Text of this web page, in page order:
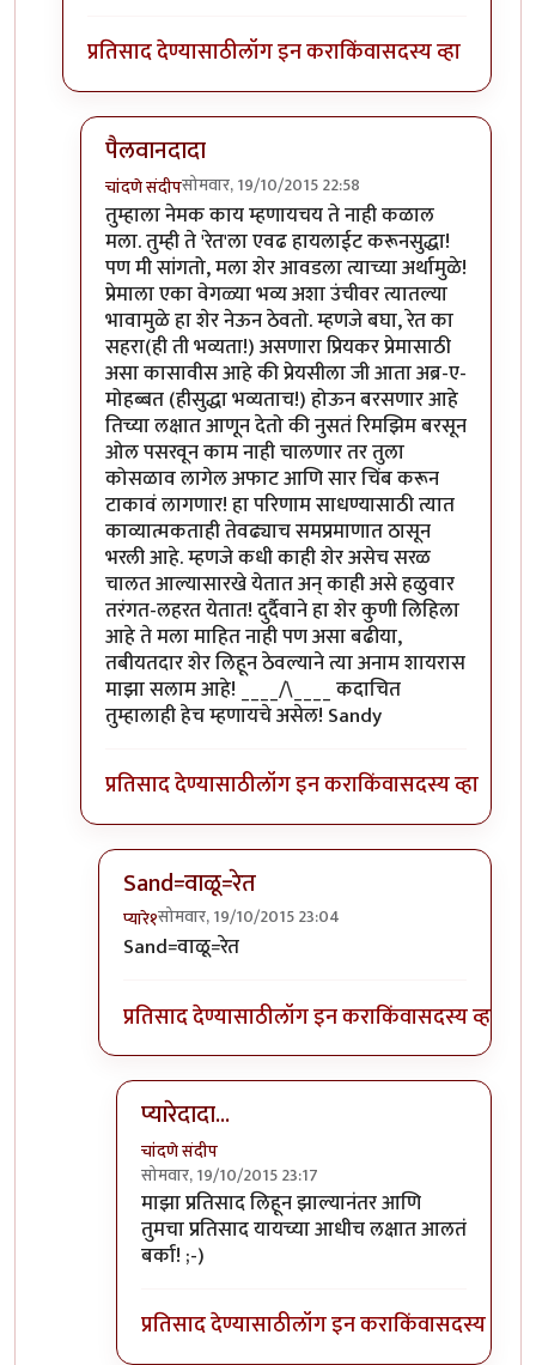
प्रतिसाद देण्यासाठीलॉग इन कराकिंवासदस्य व्हा
पैलवानदादा
चांदणे संदीपसोमवार, 19/10/2015 22:58
In reply toयाच्यासाठी लक्षात राहिला का?by
तुम्हाला नेमक काय म्हणायचय ते नाही कळाल
मला. तुम्ही ते 'रेत'ला एवढ हायलाईट करूनसुद्धा!
पण मी सांगतो, मला शेर आवडला त्याच्या अर्थामुळे!
प्रेमाला एका वेगळ्या भव्य अशा उंचीवर त्यातल्या
भावामुळे हा शेर नेऊन ठेवतो. म्हणजे बघा, रेत का
सहरा(ही ती भव्यता!) असणारा प्रियकर प्रेमासाठी
असा कासावीस आहे की प्रेयसीला जी आता अब्र-ए-
मोहब्बत (हीसुद्धा भव्यताच!) होऊन बरसणार आहे
तिच्या लक्षात आणून देतो की नुसतं रिमझिम बरसून
ओल पसरवून काम नाही चालणार तर तुला
कोसळाव लागेल अफाट आणि सार चिंब करून
टाकावं लागणार! हा परिणाम साधण्यासाठी त्यात
काव्यात्मकताही तेवढ्याच समप्रमाणात ठासून
भरली आहे. म्हणजे कधी काही शेर असेच सरळ
चालत आल्यासारखे येतात अन् काही असे हळुवार
तरंगत-लहरत येतात! दुर्दैवाने हा शेर कुणी लिहिला
आहे ते मला माहित नाही पण असा बढीया,
तबीयतदार शेर लिहून ठेवल्याने त्या अनाम शायरास
माझा सलाम आहे! ____/\____ कदाचित
तुम्हालाही हेच म्हणायचे असेल! Sandy
प्रतिसाद देण्यासाठीलॉग इन कराकिंवासदस्य व्हा
Sand=वाळू=रेत
प्यारे१सोमवार, 19/10/2015 23:04
In reply toपैलवानदादा
Sand=वाळू=रेत
प्रतिसाद देण्यासाठीलॉग इन कराकिंवासदस्य व्हा
प्यारेदादा...
चांदणे संदीप
सोमवार, 19/10/2015 23:17
In reply toSand=वाळू=रेतbyप्यारे१
माझा प्रतिसाद लिहून झाल्यानंतर आणि
तुमचा प्रतिसाद यायच्या आधीच लक्षात आलतं
बर्का! ;-)
प्रतिसाद देण्यासाठीलॉग इन कराकिंवासदस्य व्हा